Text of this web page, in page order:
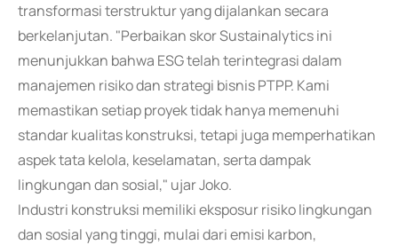
transformasi terstruktur yang dijalankan secara
berkelanjutan. "Perbaikan skor Sustainalytics ini
menunjukkan bahwa ESG telah terintegrasi dalam
manajemen risiko dan strategi bisnis PTPP. Kami
memastikan setiap proyek tidak hanya memenuhi
standar kualitas konstruksi, tetapi juga memperhatikan
aspek tata kelola, keselamatan, serta dampak
lingkungan dan sosial," ujar Joko.
Industri konstruksi memiliki eksposur risiko lingkungan
dan sosial yang tinggi, mulai dari emisi karbon,